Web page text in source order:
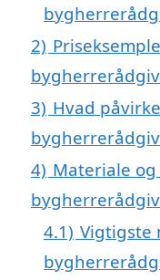
2)
3) Hvad
4) Materiale
4.1) Vigtigste